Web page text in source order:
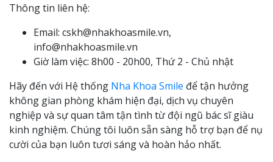
Thông tin liên hệ:
Email: cskh@nhakhoasmile.vn,
info@nhakhoasmile.vn
Giờ làm việc: 8h00 - 20h00, Thứ 2 - Chủ nhật
Hãy đến với Hệ thống Nha Khoa Smile để tận hưởng
không gian phòng khám hiện đại, dịch vụ chuyên
nghiệp và sự quan tâm tận tình từ đội ngũ bác sĩ giàu
kinh nghiệm. Chúng tôi luôn sẵn sàng hỗ trợ bạn để nụ
cười của bạn luôn tươi sáng và hoàn hảo nhất.